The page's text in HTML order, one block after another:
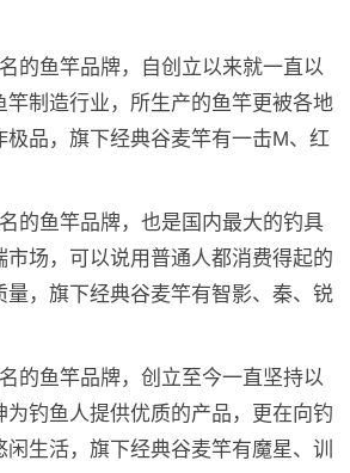
的鱼竿品牌，自创立以来就一直以
竿制造行业，所生产的鱼竿更被各地
极品，旗下经典谷麦竿有一击M、红
的鱼竿品牌，也是国内最大的钓具
市场，可以说用普通人都消费得起的
量，旗下经典谷麦竿有智影、秦、锐
的鱼竿品牌，创立至今一直坚持以
为钓鱼人提供优质的产品，更在向钓
生活，旗下经典谷麦竿有魔星、训